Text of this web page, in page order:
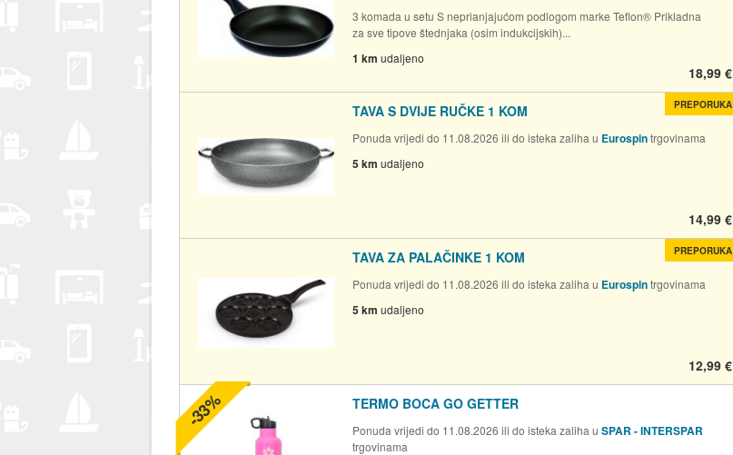
3 komada u setu S neprianjajućom podlogom marke Teflon® Prikladna
za sve tipove štednjaka (osim indukcijskih)...
1 km udaljeno
18,99 €
TAVA S DVIJE RUČKE 1 KOM
Ponuda vrijedi do 11.08.2026 ili do isteka zaliha u Eurospintrgovinama
5 km udaljeno
14,99 €
PREPORUKA
TAVA ZA PALAČINKE 1 KOM
Ponuda vrijedi do 11.08.2026 ili do isteka zaliha u Eurospintrgovinama
5 km udaljeno
12,99 €
PREPORUKA
TERMO BOCA GO GETTER
Ponuda vrijedi do 11.08.2026 ili do isteka zaliha u SPAR - INTERSPAR
trgovinama
-33%